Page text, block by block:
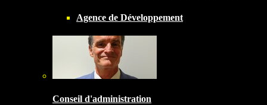
Agence de Développement
Conseil d'administration